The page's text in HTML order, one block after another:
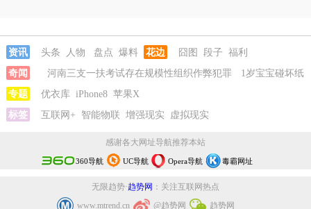
资讯 头条 人物 盘点 爆料 花边 囧图 段子 福利
奇闻
河南三支一扶考试存在规模性组织作弊犯罪
1岁宝宝碰坏纸
巾盒三亚酒店索赔924元
女子开一天一夜空调后二氧化碳中毒
拖欠3700万致市政工程停工
26岁女儿谈47岁妈妈突然产女
支一扶考试存在规模性组织作弊犯罪
1岁宝宝碰坏纸巾盒三亚酒店索
专题 优衣库 iPhone8 苹果X
标签
互联网+ 智能物联 增强现实 虚拟现实
感谢各大网址导航推荐本站
360导航 UC导航 Opera导航 毒霸网址
无限趋势·趋势网 ：关注互联网热点
www.mtrend.cn
@趋势网 趋势网